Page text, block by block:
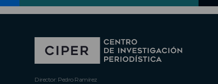
Director: Pedro Ramírez